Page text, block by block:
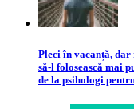
Pleci în vacanță,
să-l folosească mai
de la psihologi